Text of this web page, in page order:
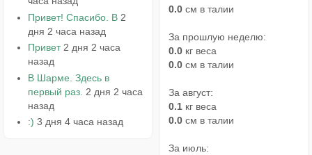
Привет! Спасибо. В 2
дня 2 часа назад
Привет 2 дня 2 часа
назад
В Шарме. Здесь в
первый раз. 2 дня 2 часа
назад
:) 3 дня 4 часа назад
0.0 см в талии
За прошлую неделю:
0.0 кг веса
0.0 см в талии
За август:
0.1 кг веса
0.0 см в талии
За июль: